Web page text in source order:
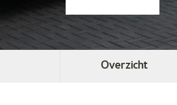
Overzicht